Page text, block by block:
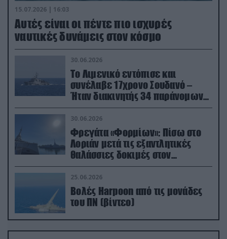
15.07.2026 | 16:03
Aυτές είναι οι πέντε πιο ισχυρές
ναυτικές δυνάμεις στον κόσμο
30.06.2026
Το Λιμενικό εντόπισε και
συνέλαβε 17χρονο Σουδανό –
Ήταν διακινητής 34 παράνομων
μεταναστών
30.06.2026
Φρεγάτα «Φορμίων»: Πίσω στο
Λοριάν μετά τις εξαντλητικές
θαλάσσιες δοκιμές στον
απαιτητικό Βισκαϊκό
25.06.2026
Βολές Harpoon από τις μονάδες
του ΠΝ (βίντεο)